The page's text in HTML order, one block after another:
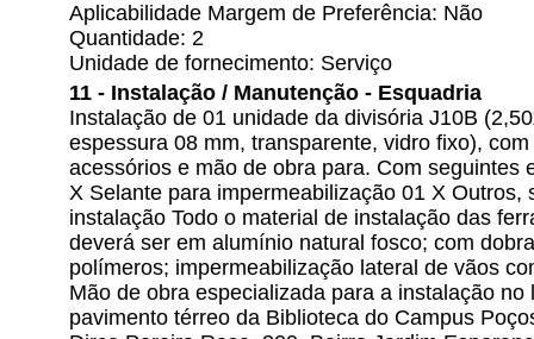
Aplicabilidade Margem de Preferência: Não
Quantidade: 2
Unidade de fornecimento: Serviço
11 - Instalação / Manutenção - Esquadria
Instalação de 01 unidade da divisória J10B
espessura 08 mm, transparente, vidro fixo),
acessórios e mão de obra para. Com seguintes
X Selante para impermeabilização 01 X
instalação Todo o material de instalação das
deverá ser em alumínio natural fosco; com
polímeros; impermeabilização lateral de vãos
Mão de obra especializada para a instalação
pavimento térreo da Biblioteca do Campus